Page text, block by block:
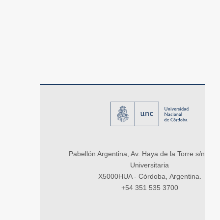
Pabellón Argentina, Av. Haya de la Torre s/n,
Universitaria
X5000HUA - Córdoba, Argentina.
+54 351 535 3700